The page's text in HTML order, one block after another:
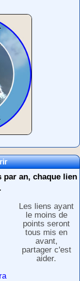
par an, chaque lien
Les liens ayant
le moins de
points seront
tous mis en
avant,
partager c'est
aider.